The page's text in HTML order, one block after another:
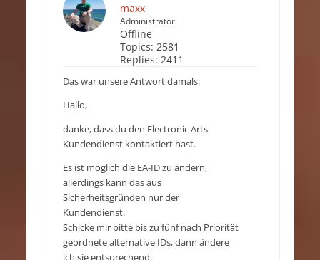
maxx
Administrator
Offline
Topics: 2581
Replies: 2411
Das war unsere Antwort damals:
Hallo,
danke, dass du den Electronic Arts
Kundendienst kontaktiert hast.
Es ist möglich die EA-ID zu ändern,
allerdings kann das aus
Sicherheitsgründen nur der
Kundendienst.
Schicke mir bitte bis zu fünf nach Priorität
geordnete alternative IDs, dann ändere